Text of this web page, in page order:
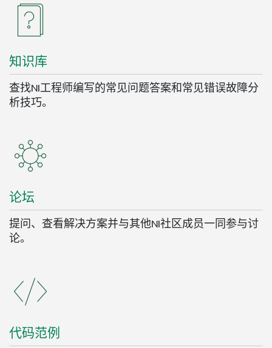
知识库
查找NI工程师编写的常见问题答案和常见错误故障分
析技巧。
论坛
提问、查看解决方案并与其他NI社区成员一同参与讨
论。
代码范例